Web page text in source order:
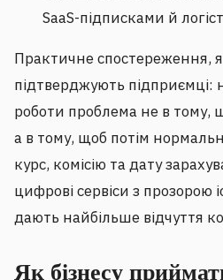
SaaS-підписками й
Практичне спостереження,
підтверджують підприємці:
роботи проблема не в тому,
а в тому, щоб потім
курс, комісію та дату
цифрові сервіси з прозорою
дають найбільше відчуття
Як бізнесу